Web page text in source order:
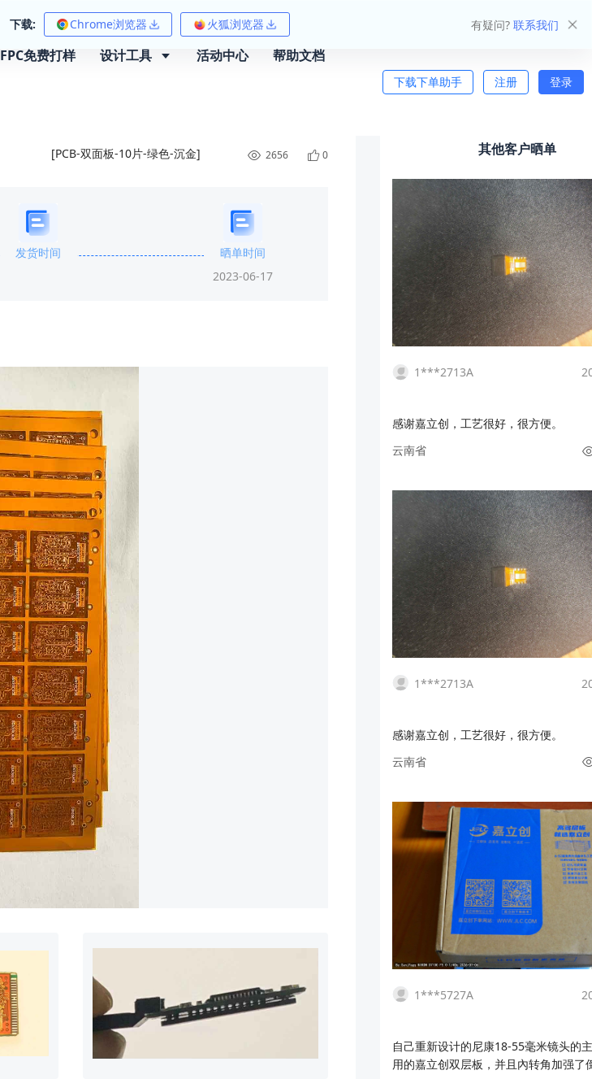
下载: Chrome浏览器 火狐浏览器 有疑问? 联系我们
FPC免费打样 设计工具 活动中心 帮助文档
下载下单助手 注册 登录
[PCB-双面板-10片-绿色-沉金] 2656 0
发货时间
晒单时间
2023-06-17
其他客户晒单
1***2713A
感谢嘉立创，工艺很好，很方便。
云南省
1***2713A
感谢嘉立创，工艺很好，很方便。
云南省
1***5727A
自己重新设计的尼康18-55毫米镜头的
用的嘉立创双层板，并且內转角加强了